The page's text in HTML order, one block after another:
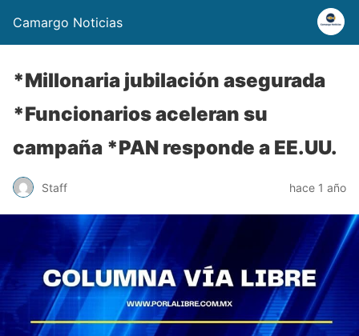
Camargo Noticias
*Millonaria jubilación asegurada
*Funcionarios aceleran su
campaña *PAN responde a EE.UU.
Staff hace 1 año